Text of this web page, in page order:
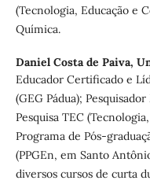
(Tecnologia, Educação e
Química.
Daniel Costa de Paiva,
Educador Certificado e
(GEG Pádua);
Pesquisa TEC
Programa de Pós-
(PPGEn, em Santo
diversos cursos de curta